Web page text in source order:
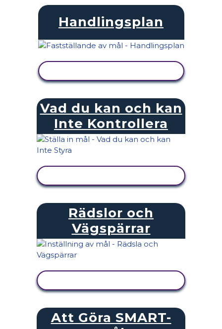
Handlingsplan
Vad du kan och kan
Inte Kontrollera
Rädslor och
Vägspärrar
Att Göra SMART-